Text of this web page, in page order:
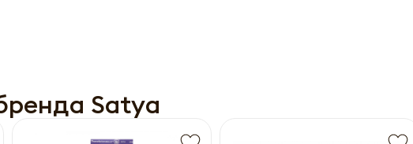
Satya
Получить оптовый прайс-